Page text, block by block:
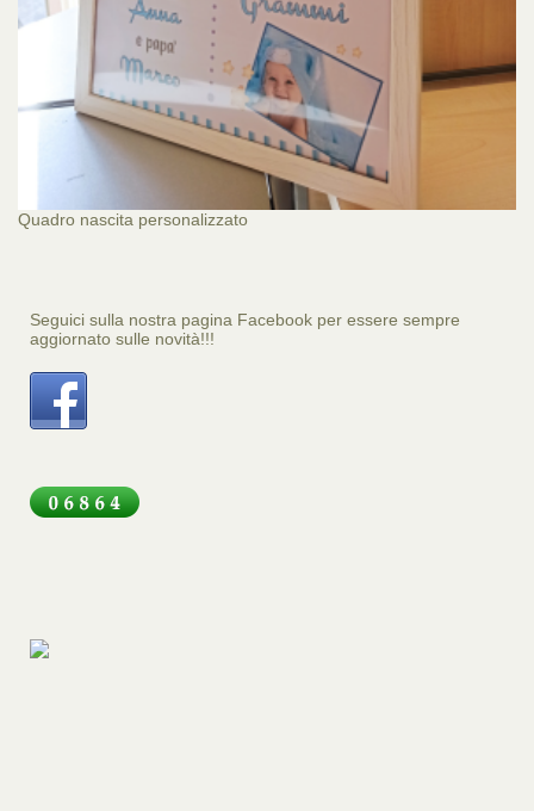
Quadro nascita personalizzato
Seguici sulla nostra pagina Facebook per essere sempre
aggiornato sulle novità!!!